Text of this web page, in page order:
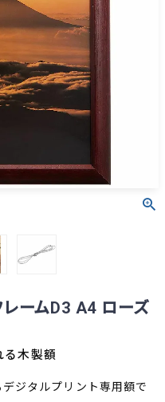
レームD3 A4 ローズ
る木製額
ジタルプリント専用額で